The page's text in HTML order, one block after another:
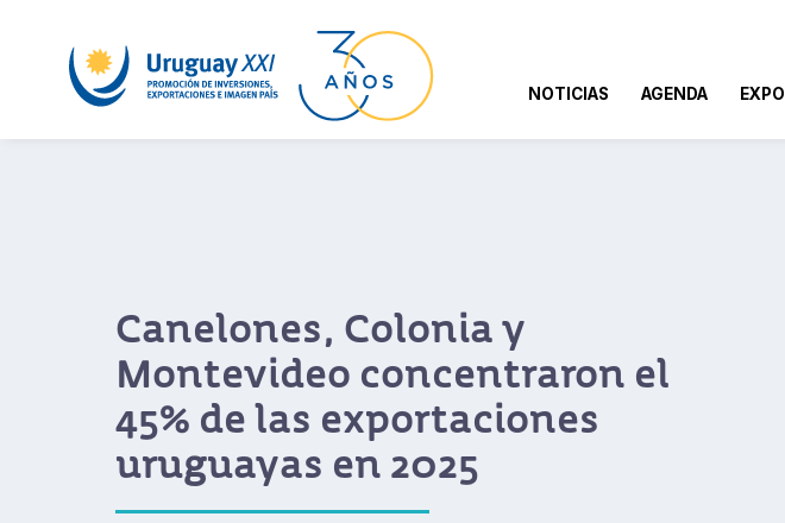
NOTICIAS AGENDA
Canelones, Colonia y
Montevideo concentraron el
45% de las exportaciones
uruguayas en 2025